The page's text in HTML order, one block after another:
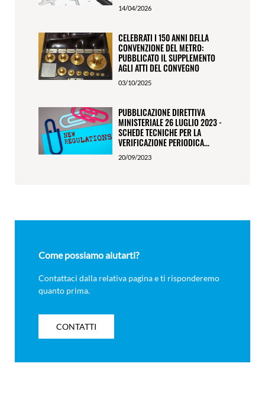
14/04/2026
CELEBRATI I 150 ANNI DELLA
CONVENZIONE DEL METRO:
PUBBLICATO IL SUPPLEMENTO
AGLI ATTI DEL CONVEGNO
03/10/2025
PUBBLICAZIONE DIRETTIVA
MINISTERIALE 26 LUGLIO 2023 -
SCHEDE TECNICHE PER LA
VERIFICAZIONE PERIODICA...
20/09/2023
Come possiamo aiutarti?
Contattaci dalla relativa pagina e ti risponderemo
quanto prima.
CONTATTI